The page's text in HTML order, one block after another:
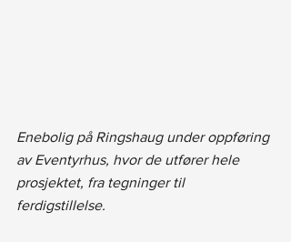
Enebolig på Ringshaug under oppføring
av Eventyrhus, hvor de utfører hele
prosjektet, fra tegninger til
ferdigstillelse.